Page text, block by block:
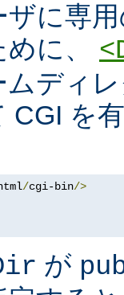
に専
に、
ディ
CGI を
/cgi-bin/>
が